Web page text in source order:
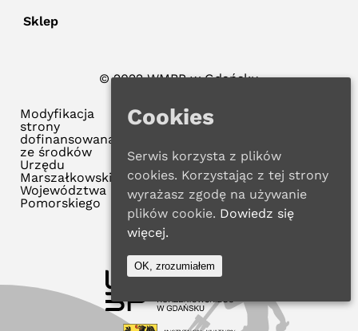
Sklep
© 2022 WMBP w Gdańsku
Modyfikacja
strony
dofinansowana
ze środków
Urzędu
Marszałkowskiego
Województwa
Pomorskiego
Cookies
Serwis korzysta z plików
cookies. Korzystając z tej strony
wyrażasz zgodę na używanie
plików cookie. Dowiedz się
więcej.
OK, zrozumiałem